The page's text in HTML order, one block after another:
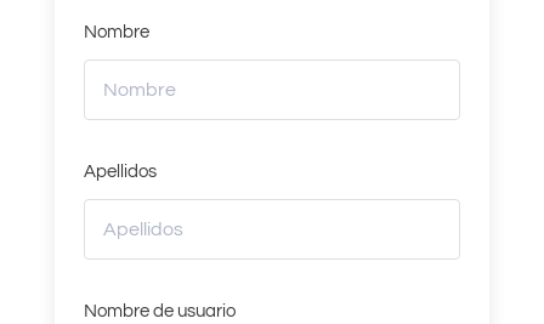
Nombre
Apellidos
Nombre de usuario